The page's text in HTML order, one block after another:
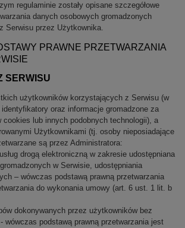
regulaminie zostały opisane szczegółowe
danych osobowych gromadzonych
Serwisu przez Użytkownika.
PRAWNE PRZETWARZANIA
SERWISU
użytkowników korzystających z Serwisu (w
oraz informacje gromadzone za
cookies lub innych podobnych technologii), a
Użytkownikami (tj. osoby nieposiadające
są przez Administratora:
drogą elektroniczną w zakresie udostępniana
w Serwisie, udostępniania
– wówczas podstawą prawną przetwarzania
do wykonania umowy (art. 6 ust. 1 lit. b
dokonywanych przez użytkowników bez
wówczas podstawą prawną przetwarzania jest